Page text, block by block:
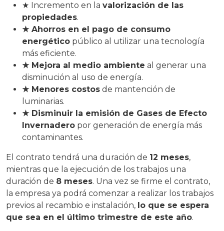
★ Incremento en la valorización de las
propiedades.
★ Ahorros en el pago de consumo
energético público al utilizar una tecnología
más eficiente.
★ Mejora al medio ambiente al generar una
disminución al uso de energía.
★ Menores costos de mantención de
luminarias.
★ Disminuir la emisión de Gases de Efecto
Invernadero por generación de energía más
contaminantes.
El contrato tendrá una duración de 12 meses,
mientras que la ejecución de los trabajos una
duración de 8 meses. Una vez se firme el contrato,
la empresa ya podrá comenzar a realizar los trabajos
previos al recambio e instalación, lo que se espera
que sea en el último trimestre de este año.